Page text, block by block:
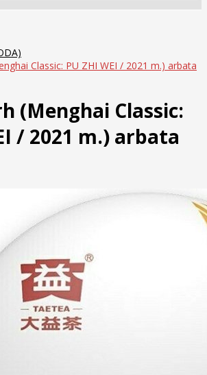
Classic: PU ZHI WEI / 2021 m.) arbata
(Menghai Classic:
/ 2021 m.) arbata